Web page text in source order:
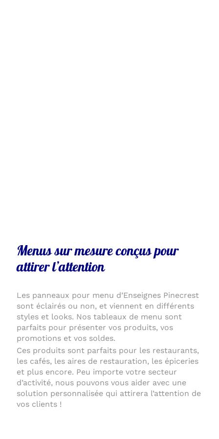
Menus sur mesure conçus pour
attirer l’attention
Les panneaux pour menu d’Enseignes Pinecrest
sont éclairés ou non, et viennent en différents
styles et looks. Nos tableaux de menu sont
parfaits pour présenter vos produits, vos
promotions et vos soldes.
Ces produits sont parfaits pour les restaurants,
les cafés, les aires de restauration, les épiceries
et plus encore. Peu importe votre secteur
d’activité, nous pouvons vous aider avec une
solution personnalisée qui attirera l’attention de
vos clients !